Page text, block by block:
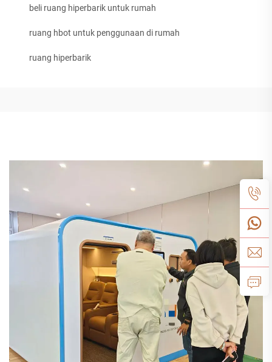
beli ruang hiperbarik untuk rumah
ruang hbot untuk penggunaan di rumah
ruang hiperbarik